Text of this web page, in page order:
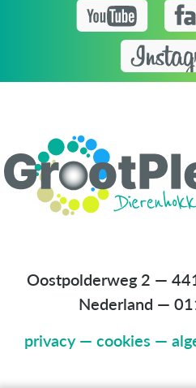
Oostpolderweg 2 —
Nederland —
privacy— cookies —